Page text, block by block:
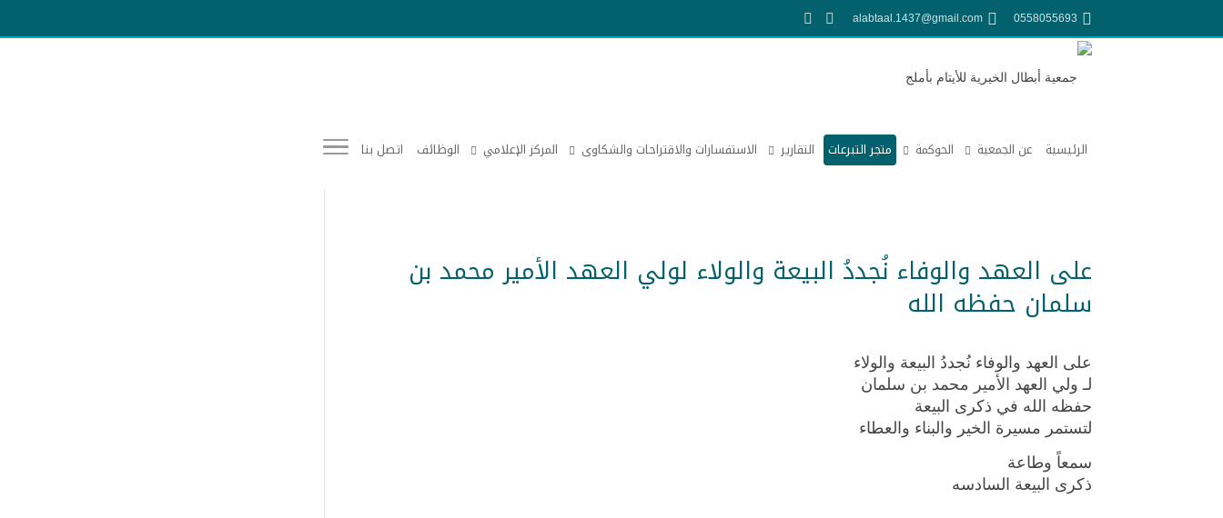
0558055693
alabtaal.1437@gmail.com
الرئيسية عن الجمعية الحوكمة متجر التبرعات التقارير الاستفسارات والاقتراحات والشكاوى المركز الإعلامي الوظائف اتصل بنا
على العهد والوفاء نُجددُ البيعة والولاء لولي العهد الأمير محمد بن
سلمان حفظه الله
على العهد والوفاء نُجددُ البيعة والولاء
لـ ولي العهد الأمير محمد بن سلمان
حفظه الله في ذكرى البيعة
لتستمر مسيرة الخير والبناء والعطاء
سمعاً وطاعة
ذكرى البيعة السادسه